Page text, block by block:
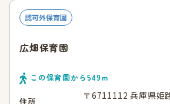
認可外保育園
広畑保育園
この保育園から549ｍ
住所
〒6711112 兵庫県姫